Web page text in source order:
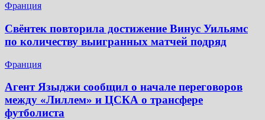
Франция
Свёнтек повторила достижение Винус Уильямс
по количеству выигранных матчей подряд
Франция
Агент Языджи сообщил о начале переговоров
между «Лиллем» и ЦСКА о трансфере
футболиста